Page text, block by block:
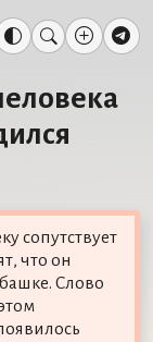
сопутствует
что он
Слово